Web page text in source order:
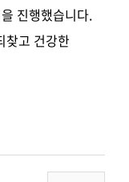
진행했습니다.
찾고 건강한